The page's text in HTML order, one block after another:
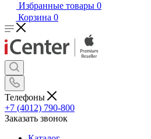
Избранные товары 0
Корзина 0
Телефоны
+7 (4012) 790-800
Заказать звонок